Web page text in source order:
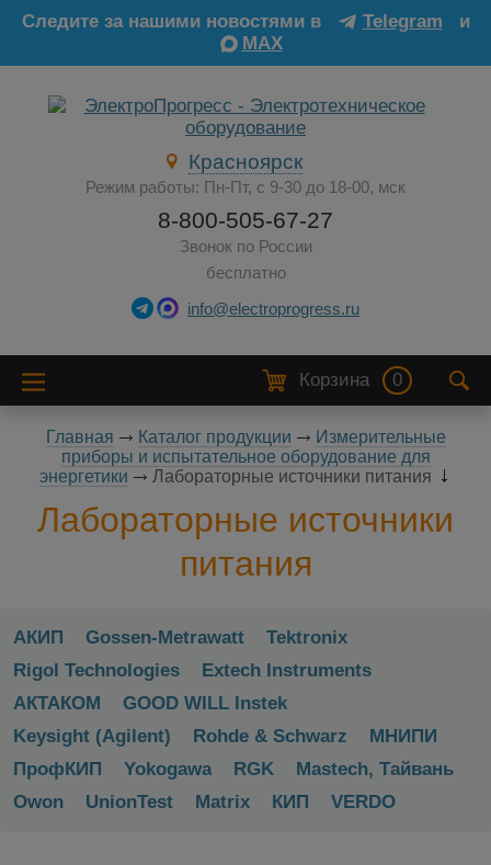
Следите за нашими новостями в Telegram
и
MAX
Красноярск
Режим работы: Пн-Пт, с 9-30 до 18-00, мск
8-800-505-67-27
Звонок по России
бесплатно
info@electroprogress.ru
Корзина 0
Главная Каталог продукции
Измерительные
приборы и испытательное оборудование для
энергетики
Лабораторные источники питания
Лабораторные источники
питания
АКИП Gossen-Metrawatt
Tektronix
Rigol Technologies
Extech Instruments
АКТАКОМ
GOOD WILL Instek
Keysight (Agilent)
Rohde & Schwarz
МНИПИ
ПрофКИП
Yokogawa RGK
Mastech, Тайвань
Owon
UnionTest Matrix КИП VERDO